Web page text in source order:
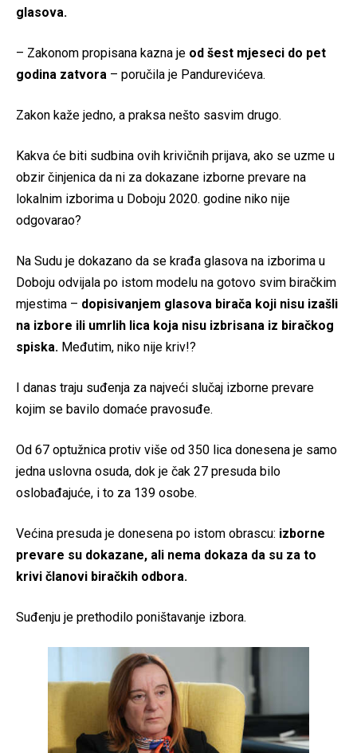
glasova.
– Zakonom propisana kazna je od šest mjeseci do pet
godina zatvora – poručila je Pandurevićeva.
Zakon kaže jedno, a praksa nešto sasvim drugo.
Kakva će biti sudbina ovih krivičnih prijava, ako se uzme u
obzir činjenica da ni za dokazane izborne prevare na
lokalnim izborima u Doboju 2020. godine niko nije
odgovarao?
Na Sudu je dokazano da se krađa glasova na izborima u
Doboju odvijala po istom modelu na gotovo svim biračkim
mjestima – dopisivanjem glasova birača koji nisu izašli
na izbore ili umrlih lica koja nisu izbrisana iz biračkog
spiska. Međutim, niko nije kriv!?
I danas traju suđenja za najveći slučaj izborne prevare
kojim se bavilo domaće pravosuđe.
Od 67 optužnica protiv više od 350 lica donesena je samo
jedna uslovna osuda, dok je čak 27 presuda bilo
oslobađajuće, i to za 139 osobe.
Većina presuda je donesena po istom obrascu: izborne
prevare su dokazane, ali nema dokaza da su za to
krivi članovi biračkih odbora.
Suđenju je prethodilo poništavanje izbora.